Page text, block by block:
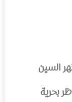
السين
بحرية